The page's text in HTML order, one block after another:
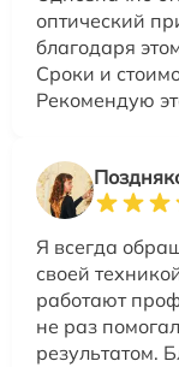
оптический
благодаря
Сроки и
Рекомендую
Я всегда
своей
работают
не раз
результатом.